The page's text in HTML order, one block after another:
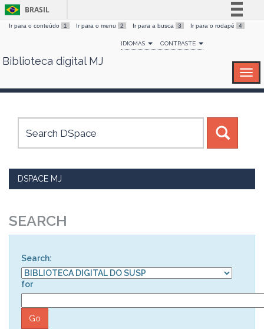
Skip
BRASIL
Simplifique!
Comunica BR
Canais
Ir para o conteúdo 1 Ir para o menu 2 Ir para a busca 3 Ir para o rodapé 4
IDIOMAS CONTRASTE
Biblioteca digital MJ
DSPACE MJ
SEARCH
Search:
for